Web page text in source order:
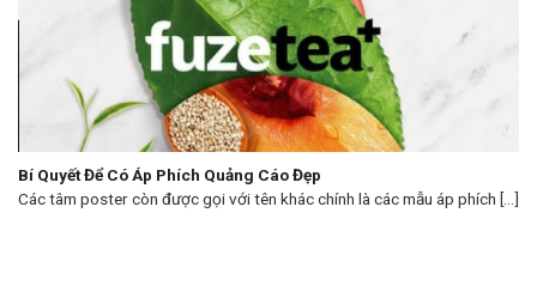
Bí Quyết Để Có Áp Phích Quảng Cáo Đẹp
Các tâm poster còn được gọi với tên khác chính là các mẫu áp phích [...]